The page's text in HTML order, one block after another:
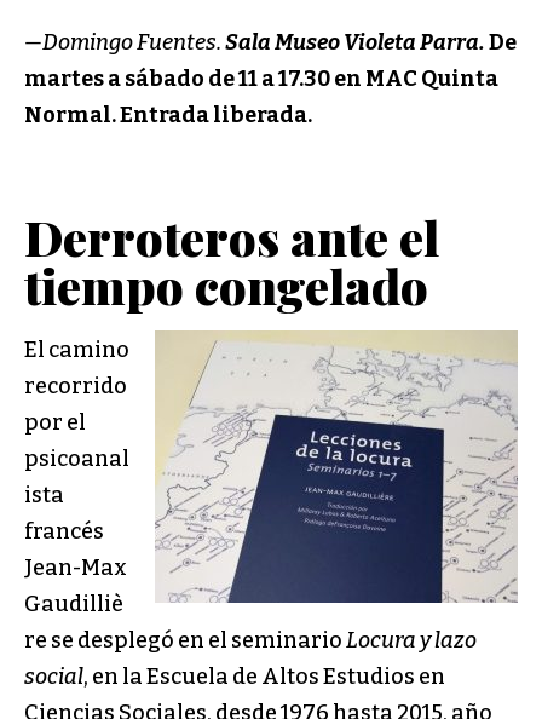
—Domingo Fuentes.Sala Museo Violeta Parra.De
martes a sábado de 11 a 17.30 en MAC Quinta
Normal. Entrada liberada.
Derroteros ante el
tiempo congelado
El camino
recorrido
por el
psicoanal
ista
francés
Jean-Max
Gaudilliè
re se desplegó en el seminarioLocura y lazo
social, en la Escuela de Altos Estudios en
Ciencias Sociales, desde 1976 hasta 2015, año